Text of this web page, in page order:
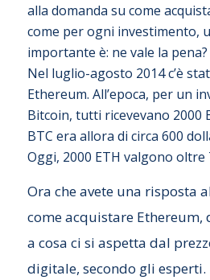
alla domanda su come
come per ogni investimento,
importante è: ne vale la pena?
Nel luglio-agosto 2014 c’è
Ethereum. All’epoca, per un
Bitcoin, tutti ricevevano 2000
BTC era allora di circa 600
Oggi, 2000 ETH valgono
Ora che avete una risposta
come acquistare Ethereum,
a cosa ci si aspetta dal
digitale, secondo gli esperti.